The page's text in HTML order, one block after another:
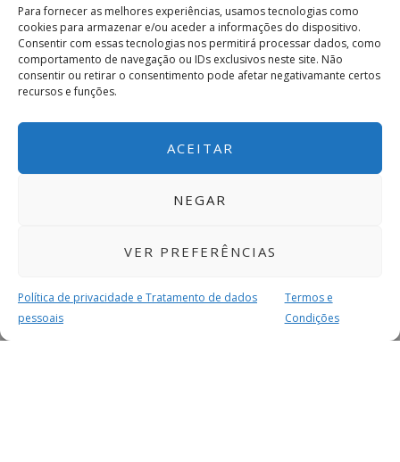
Para fornecer as melhores experiências, usamos tecnologias como
cookies para armazenar e/ou aceder a informações do dispositivo.
Consentir com essas tecnologias nos permitirá processar dados, como
comportamento de navegação ou IDs exclusivos neste site. Não
consentir ou retirar o consentimento pode afetar negativamante certos
recursos e funções.
ACEITAR
NEGAR
VER PREFERÊNCIAS
Política de privacidade e Tratamento de dados
pessoais
Termos e
Condições